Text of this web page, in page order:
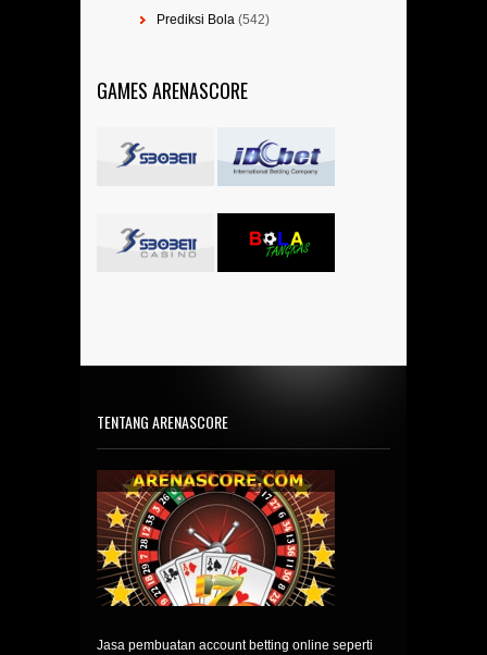
Prediksi Bola (542)
GAMES ARENASCORE
TENTANG ARENASCORE
Jasa pembuatan account betting online seperti